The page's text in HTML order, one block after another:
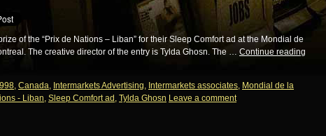
of the “Prix de Nations – Liban” for their Sleep Comfort ad at the Mondial de
The creative director of the entry is Tylda Ghosn. The … Continue reading
, Canada, Intermarkets Advertising, Intermarkets associates, Mondial de la
- Liban, Sleep Comfort ad , Tylda Ghosn Leave a comment